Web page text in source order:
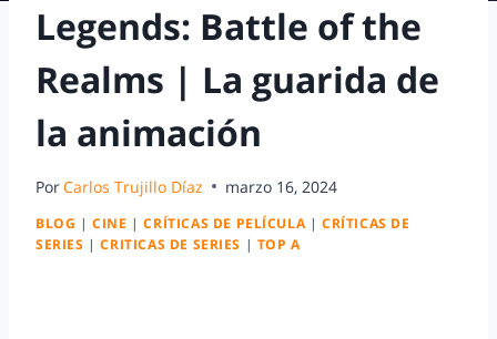
Legends: Battle of the
Realms | La guarida de
la animación
PorCarlos Trujillo Díaz marzo 16, 2024
BLOG |CINE |CRÍTICAS DE PELÍCULA |CRÍTICAS DE
SERIES |CRITICAS DE SERIES | TOP A